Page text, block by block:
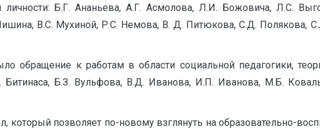
личности: Б.Г. Ананьева, А.Г. Асмолова, Л.И. Божовича, Л.С.
В.С. Мухиной, Р.С. Немова, В. Д. Питюкова, С.Д. Полякова,
обращение к работам в области социальной педагогики,
Битинаса, Б.З. Вульфова, В.Д. Иванова, И.П. Иванова, М.Б.
который позволяет по-новому взглянуть на образовательно-